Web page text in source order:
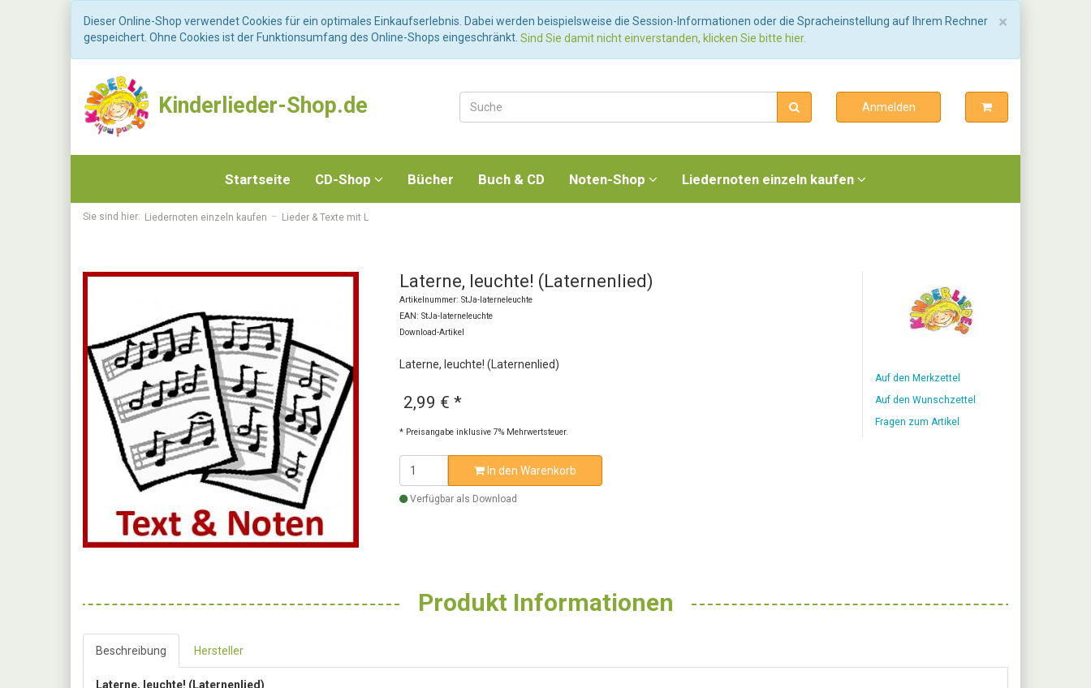
×
Dieser Online-Shop verwendet Cookies für ein optimales Einkaufserlebnis. Dabei werden beispielsweise die Session-Informationen oder die Spracheinstellung auf Ihrem Rechner
gespeichert. Ohne Cookies ist der Funktionsumfang des Online-Shops eingeschränkt. Sind Sie damit nicht einverstanden, klicken Sie bitte hier.
Kinderlieder-Shop.de Anmelden
Startseite CD-Shop Bücher Buch & CD Noten-Shop Liedernoten einzeln kaufen
Sie sind hier: Liedernoten einzeln kaufen Lieder & Texte mit L
Laterne, leuchte! (Laternenlied)
Artikelnummer: StJa-laterneleuchte
EAN: StJa-laterneleuchte
Download-Artikel
Laterne, leuchte! (Laternenlied)
2,99 € *
* Preisangabe inklusive 7% Mehrwertsteuer.
In den Warenkorb
Verfügbar als Download
Auf den Merkzettel
Auf den Wunschzettel
Fragen zum Artikel
Produkt Informationen
Beschreibung Hersteller
Laterne, leuchte! (Laternenlied)